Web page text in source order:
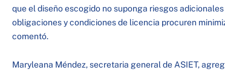
que el diseño escogido no suponga riesgos
obligaciones y condiciones de licencia procuren
comentó.
Maryleana Méndez, secretaria general de ASIET,